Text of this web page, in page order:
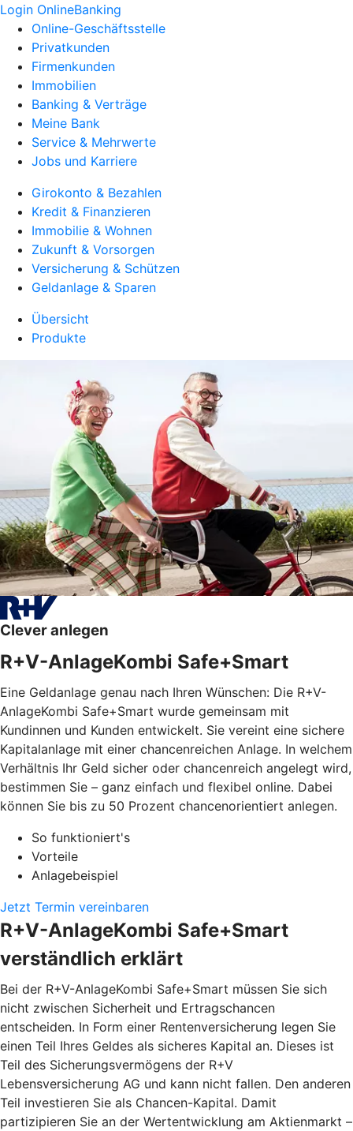
Login OnlineBanking
Online-Geschäftsstelle
Privatkunden
Firmenkunden
Immobilien
Banking & Verträge
Meine Bank
Service & Mehrwerte
Jobs und Karriere
Girokonto & Bezahlen
Kredit & Finanzieren
Immobilie & Wohnen
Zukunft & Vorsorgen
Versicherung & Schützen
Geldanlage & Sparen
Übersicht
Produkte
Clever anlegen
R+V-AnlageKombi Safe+Smart
Eine Geldanlage genau nach Ihren Wünschen: Die R+V-
AnlageKombi Safe+Smart wurde gemeinsam mit
Kundinnen und Kunden entwickelt. Sie vereint eine sichere
Kapitalanlage mit einer chancenreichen Anlage. In welchem
Verhältnis Ihr Geld sicher oder chancenreich angelegt wird,
bestimmen Sie – ganz einfach und flexibel online. Dabei
können Sie bis zu 50 Prozent chancenorientiert anlegen.
So funktioniert's
Vorteile
Anlagebeispiel
Jetzt Termin vereinbaren
R+V-AnlageKombi Safe+Smart
verständlich erklärt
Bei der R+V-AnlageKombi Safe+Smart müssen Sie sich
nicht zwischen Sicherheit und Ertragschancen
entscheiden. In Form einer Rentenversicherung legen Sie
einen Teil Ihres Geldes als sicheres Kapital an. Dieses ist
Teil des Sicherungsvermögens der R+V
Lebensversicherung AG und kann nicht fallen. Den anderen
Teil investieren Sie als Chancen-Kapital. Damit
partizipieren Sie an der Wertentwicklung am Aktienmarkt –